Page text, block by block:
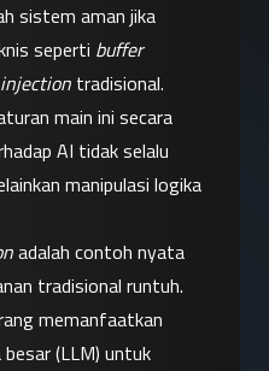
sistem aman jika
seperti buffer
injection tradisional.
main ini secara
AI tidak selalu
manipulasi logika
adalah contoh nyata
tradisional runtuh.
memanfaatkan
(LLM) untuk